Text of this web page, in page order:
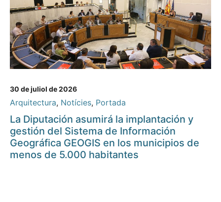
30 de juliol de 2026
Arquitectura, Notícies, Portada
La Diputación asumirá la implantación y
gestión del Sistema de Información
Geográfica GEOGIS en los municipios de
menos de 5.000 habitantes